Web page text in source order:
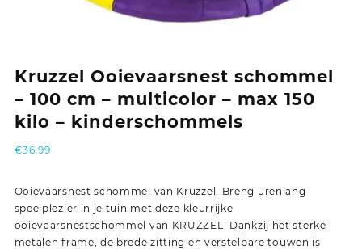
Kruzzel Ooievaarsnest schommel
– 100 cm – multicolor – max 150
kilo – kinderschommels
€36.99
Ooievaarsnest schommel van Kruzzel. Breng urenlang
speelplezier in je tuin met deze kleurrijke
ooievaarsnestschommel van KRUZZEL! Dankzij het sterke
metalen frame, de brede zitting en verstelbare touwen is